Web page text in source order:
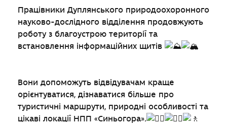
Працівники Дуплянського природоохоронного
науково-дослідного відділення продовжують
роботу з благоустрою території та
встановлення інформаційних щитів
Вони допоможуть відвідувачам краще
орієнтуватися, дізнаватися більше про
туристичні маршрути, природні особливості та
цікаві локації НПП «Синьогора».